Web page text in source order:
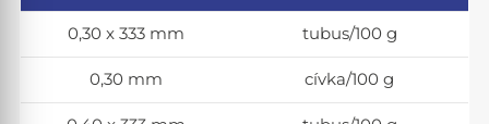
0,30 x 333 mm tubus/100 g
0,30 mm cívka/100 g